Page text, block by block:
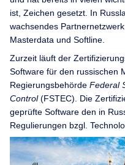
ist, Zeichen gesetzt. In
wachsendes
Masterdata und Softline.
Zurzeit läuft der
Software für den russischen
Regierungsbehörde Federal
Control(FSTEC). Die
geprüfte Software den in
Regulierungen bzgl.